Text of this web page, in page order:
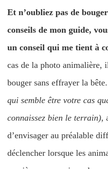
Et n’oubliez pas de
conseils de mon guide,
un conseil qui me tient à
cas de la photo animalière,
bouger sans effrayer la
qui semble être votre cas
connaissez bien le terrain),
d’envisager au préalable
déclencher lorsque les